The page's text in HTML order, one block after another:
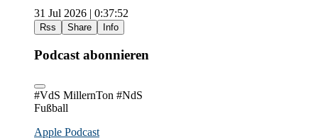
31 Jul 2026 | 0:37:52
Rss Share Info
Podcast abonnieren
#VdS MillernTon #NdS
Fußball
Apple Podcast